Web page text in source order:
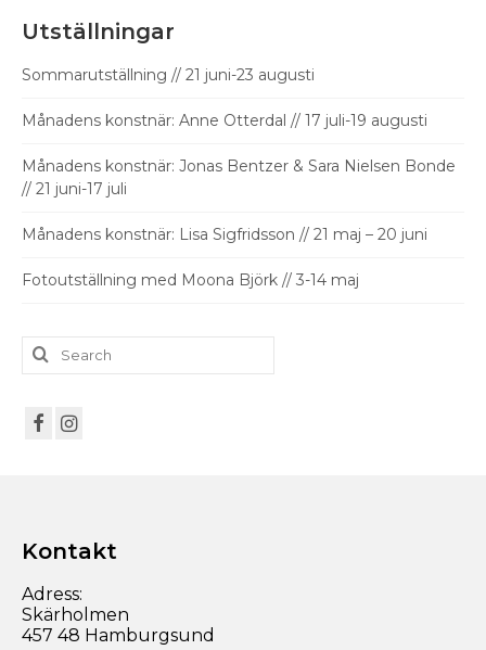
Utställningar
Sommarutställning // 21 juni-23 augusti
Månadens konstnär: Anne Otterdal // 17 juli-19 augusti
Månadens konstnär: Jonas Bentzer & Sara Nielsen Bonde
// 21 juni-17 juli
Månadens konstnär: Lisa Sigfridsson // 21 maj – 20 juni
Fotoutställning med Moona Björk // 3-14 maj
Search
for:
Kontakt
Adress:
Skärholmen
457 48 Hamburgsund